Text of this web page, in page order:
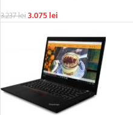
3.237lei3.075lei